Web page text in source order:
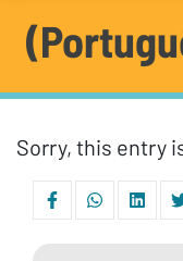
Sorry, this entry